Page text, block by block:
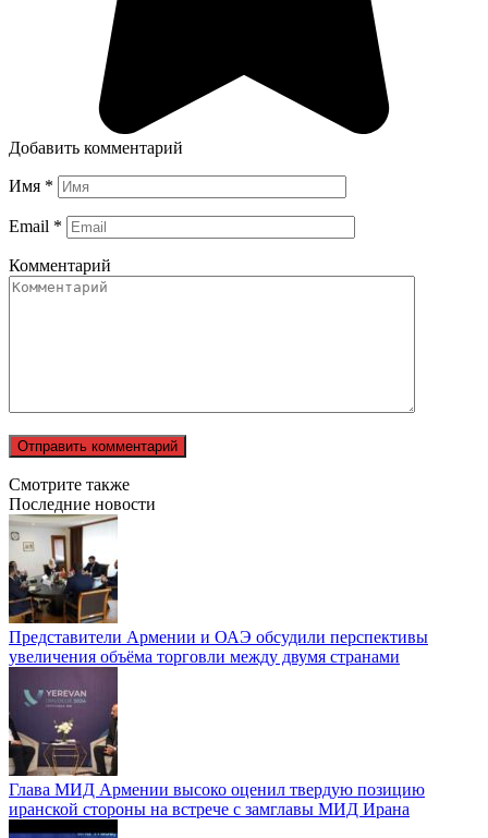
Добавить комментарий
Имя *
Email *
Комментарий
Смотрите также
Последние новости
Представители Армении и ОАЭ обсудили перспективы
увеличения объёма торговли между двумя странами
Глава МИД Армении высоко оценил твердую позицию
иранской стороны на встрече с замглавы МИД Ирана